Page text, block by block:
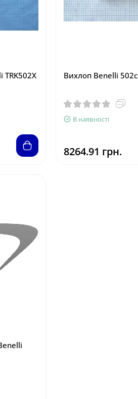
TRK502X Вихлоп Benelli 502c
В наявності
8264.91 грн.